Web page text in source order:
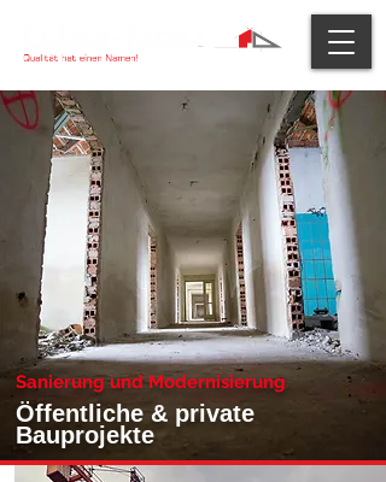
Sanierung und Modernisierung
Öffentliche & private
Bauprojekte